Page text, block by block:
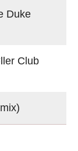
Club